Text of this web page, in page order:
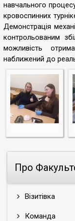
Про
Візитівка
Команда
навчального
кровоспинних
Демонстрація
контрольованим
можливість
наближений до